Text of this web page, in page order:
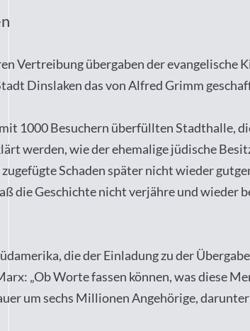
Vertreibung übergaben der
Dinslaken das von Alfred Grimm
1000 Besuchern überfüllten Stadthalle,
werden, wie der ehemalige jüdische
Schaden später nicht wieder
die Geschichte nicht verjähre und wieder
die der Einladung zu der
„Ob Worte fassen können, was diese
um sechs Millionen Angehörige,